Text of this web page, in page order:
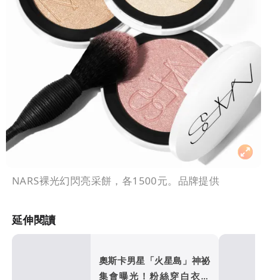
NARS裸光幻閃亮采餅，各1500元。品牌提供
延伸閱讀
奧斯卡男星「火星島」神祕
集會曝光！粉絲穿白衣朝